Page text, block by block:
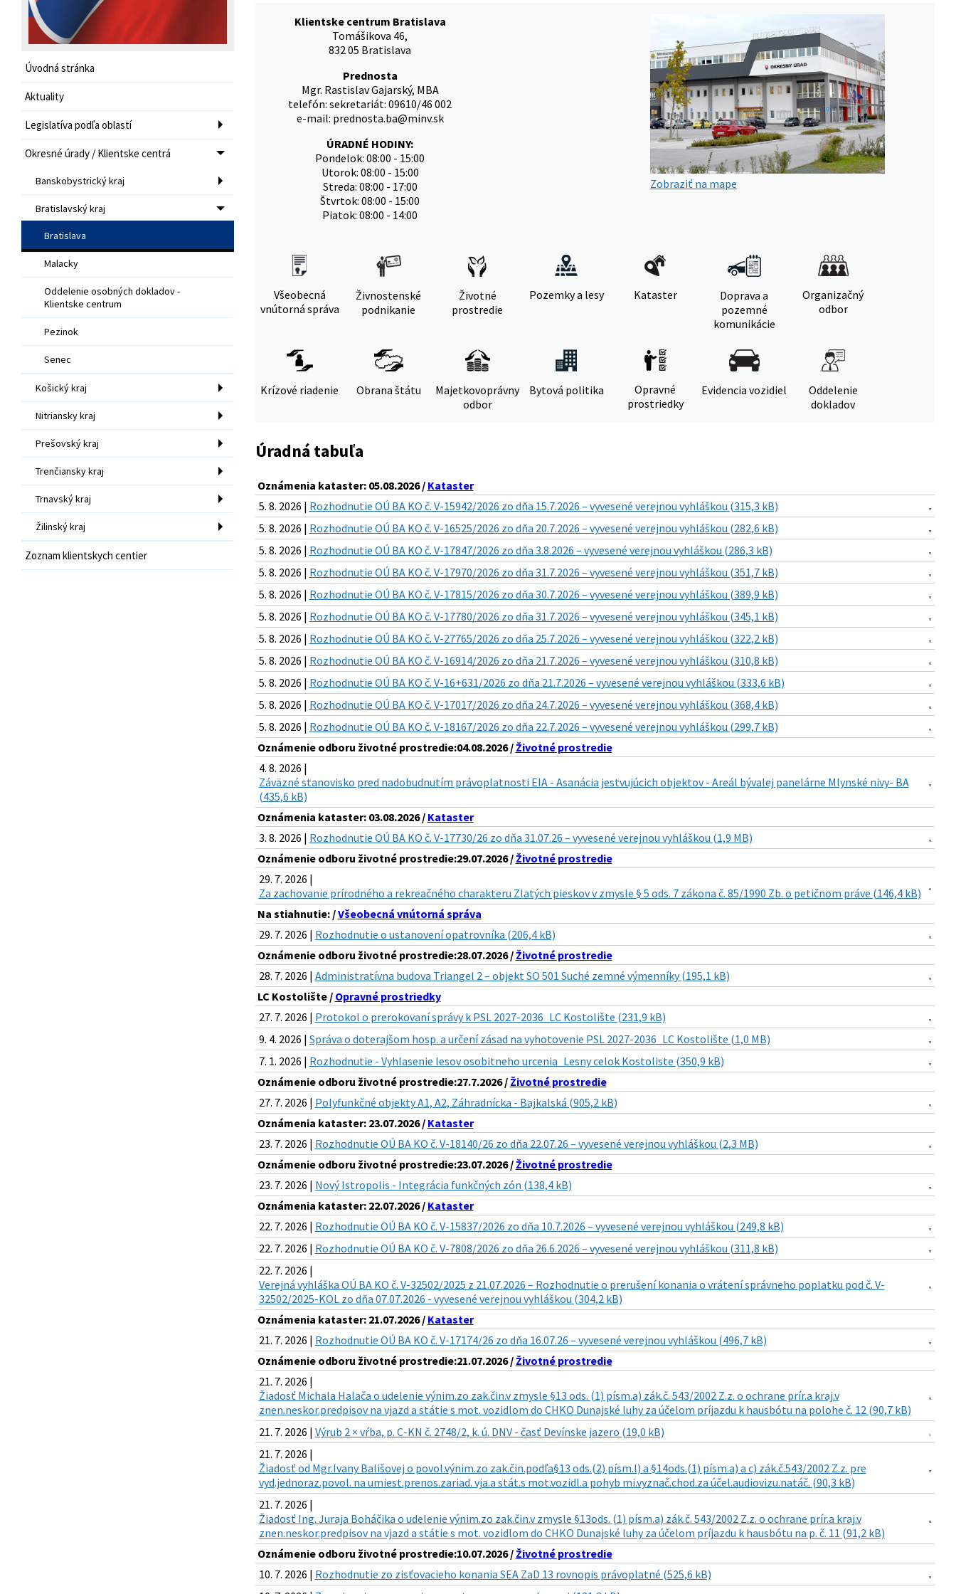
Úvodná stránka
Aktuality
Legislatíva podľa oblastí
Okresné úrady / Klientske centrá
Banskobystrický kraj
Bratislavský kraj
Bratislava
Malacky
Oddelenie osobných dokladov -
Klientske centrum
Pezinok
Senec
Košický kraj
Nitriansky kraj
Prešovský kraj
Trenčiansky kraj
Trnavský kraj
Žilinský kraj
Zoznam klientskych centier
Klientske centrum Bratislava
Tomášikova 46,
832 05 Bratislava
Prednosta
Mgr. Rastislav Gajarský, MBA
telefón: sekretariát: 09610/46 002
e-mail: prednosta.ba@minv.sk
ÚRADNÉ HODINY:
Pondelok: 08:00 - 15:00
Utorok: 08:00 - 15:00
Streda: 08:00 - 17:00
Štvrtok: 08:00 - 15:00
Piatok: 08:00 - 14:00
Zobraziť na mape
Všeobecná
vnútorná správa
Živnostenské
podnikanie
Životné
prostredie
Pozemky a lesy Kataster
Doprava a
pozemné
komunikácie
Organizačný
odbor
Krízové riadenie Obrana štátu
Majetkovoprávny
odbor
Bytová politika
Opravné
prostriedky
Evidencia vozidiel
Oddelenie
dokladov
Úradná tabuľa
Oznámenia kataster: 05.08.2026 / Kataster
5. 8. 2026 | Rozhodnutie OÚ BA KO č. V-15942/2026 zo dňa 15.7.2026 – vyvesené verejnou vyhláškou (315,3 kB)
5. 8. 2026 | Rozhodnutie OÚ BA KO č. V-16525/2026 zo dňa 20.7.2026 – vyvesené verejnou vyhláškou (282,6 kB)
5. 8. 2026 | Rozhodnutie OÚ BA KO č. V-17847/2026 zo dňa 3.8.2026 – vyvesené verejnou vyhláškou (286,3 kB)
5. 8. 2026 | Rozhodnutie OÚ BA KO č. V-17970/2026 zo dňa 31.7.2026 – vyvesené verejnou vyhláškou (351,7 kB)
5. 8. 2026 | Rozhodnutie OÚ BA KO č. V-17815/2026 zo dňa 30.7.2026 – vyvesené verejnou vyhláškou (389,9 kB)
5. 8. 2026 | Rozhodnutie OÚ BA KO č. V-17780/2026 zo dňa 31.7.2026 – vyvesené verejnou vyhláškou (345,1 kB)
5. 8. 2026 | Rozhodnutie OÚ BA KO č. V-27765/2026 zo dňa 25.7.2026 – vyvesené verejnou vyhláškou (322,2 kB)
5. 8. 2026 | Rozhodnutie OÚ BA KO č. V-16914/2026 zo dňa 21.7.2026 – vyvesené verejnou vyhláškou (310,8 kB)
5. 8. 2026 | Rozhodnutie OÚ BA KO č. V-16+631/2026 zo dňa 21.7.2026 – vyvesené verejnou vyhláškou (333,6 kB)
5. 8. 2026 | Rozhodnutie OÚ BA KO č. V-17017/2026 zo dňa 24.7.2026 – vyvesené verejnou vyhláškou (368,4 kB)
5. 8. 2026 | Rozhodnutie OÚ BA KO č. V-18167/2026 zo dňa 22.7.2026 – vyvesené verejnou vyhláškou (299,7 kB)
Oznámenie odboru životné prostredie:04.08.2026 / Životné prostredie
4. 8. 2026 |
Záväzné stanovisko pred nadobudnutím právoplatnosti EIA - Asanácia jestvujúcich objektov - Areál bývalej panelárne Mlynské nivy- BA
(435,6 kB)
Oznámenia kataster: 03.08.2026 / Kataster
3. 8. 2026 | Rozhodnutie OÚ BA KO č. V-17730/26 zo dňa 31.07.26 – vyvesené verejnou vyhláškou (1,9 MB)
Oznámenie odboru životné prostredie:29.07.2026 / Životné prostredie
29. 7. 2026 |
Za zachovanie prírodného a rekreačného charakteru Zlatých pieskov v zmysle § 5 ods. 7 zákona č. 85/1990 Zb. o petičnom práve (146,4 kB)
Na stiahnutie: /Všeobecná vnútorná správa
29. 7. 2026 | Rozhodnutie o ustanovení opatrovníka (206,4 kB)
Oznámenie odboru životné prostredie:28.07.2026 / Životné prostredie
28. 7. 2026 | Administratívna budova Triangel 2 – objekt SO 501 Suché zemné výmenníky (195,1 kB)
LC Kostolište / Opravné prostriedky
27. 7. 2026 | Protokol o prerokovaní správy k PSL 2027-2036_LC Kostolište (231,9 kB)
9. 4. 2026 | Správa o doterajšom hosp. a určení zásad na vyhotovenie PSL 2027-2036_LC Kostolište (1,0 MB)
7. 1. 2026 | Rozhodnutie - Vyhlasenie lesov osobitneho urcenia_Lesny celok Kostoliste (350,9 kB)
Oznámenie odboru životné prostredie:27.7.2026 / Životné prostredie
27. 7. 2026 | Polyfunkčné objekty A1, A2, Záhradnícka - Bajkalská (905,2 kB)
Oznámenia kataster: 23.07.2026 / Kataster
23. 7. 2026 | Rozhodnutie OÚ BA KO č. V-18140/26 zo dňa 22.07.26 – vyvesené verejnou vyhláškou (2,3 MB)
Oznámenie odboru životné prostredie:23.07.2026 / Životné prostredie
23. 7. 2026 | Nový Istropolis - Integrácia funkčných zón (138,4 kB)
Oznámenia kataster: 22.07.2026 / Kataster
22. 7. 2026 | Rozhodnutie OÚ BA KO č. V-15837/2026 zo dňa 10.7.2026 – vyvesené verejnou vyhláškou (249,8 kB)
22. 7. 2026 | Rozhodnutie OÚ BA KO č. V-7808/2026 zo dňa 26.6.2026 – vyvesené verejnou vyhláškou (311,8 kB)
22. 7. 2026 |
Verejná vyhláška OÚ BA KO č. V-32502/2025 z 21.07.2026 – Rozhodnutie o prerušení konania o vrátení správneho poplatku pod č. V-
32502/2025-KOL zo dňa 07.07.2026 - vyvesené verejnou vyhláškou (304,2 kB)
Oznámenia kataster: 21.07.2026 / Kataster
21. 7. 2026 | Rozhodnutie OÚ BA KO č. V-17174/26 zo dňa 16.07.26 – vyvesené verejnou vyhláškou (496,7 kB)
Oznámenie odboru životné prostredie:21.07.2026 / Životné prostredie
21. 7. 2026 |
Žiadosť Michala Halača o udelenie výnim.zo zak.čin.v zmysle §13 ods. (1) písm.a) zák.č. 543/2002 Z.z. o ochrane prír.a kraj.v
znen.neskor.predpisov na vjazd a státie s mot. vozidlom do CHKO Dunajské luhy za účelom príjazdu k hausbótu na polohe č. 12 (90,7 kB)
21. 7. 2026 | Výrub 2 × vŕba, p. C-KN č. 2748/2, k. ú. DNV - časť Devínske jazero (19,0 kB)
21. 7. 2026 |
Žiadosť od Mgr.Ivany Bališovej o povol.výnim.zo zak.čin.podľa§13 ods.(2) písm.l) a §14ods.(1) písm.a) a c) zák.č.543/2002 Z.z. pre
vyd.jednoraz.povol. na umiest.prenos.zariad. vja.a stát.s mot.vozidl.a pohyb mi.vyznač.chod.za účel.audiovizu.natáč. (90,3 kB)
21. 7. 2026 |
Žiadosť Ing. Juraja Boháčika o udelenie výnim.zo zak.čin.v zmysle §13ods. (1) písm.a) zák.č. 543/2002 Z.z. o ochrane prír.a kraj.v
znen.neskor.predpisov na vjazd a státie s mot. vozidlom do CHKO Dunajské luhy za účelom príjazdu k hausbótu na p. č. 11 (91,2 kB)
Oznámenie odboru životné prostredie:10.07.2026 / Životné prostredie
10. 7. 2026 | Rozhodnutie zo zisťovacieho konania SEA ZaD 13 rovnopis právoplatné (525,6 kB)